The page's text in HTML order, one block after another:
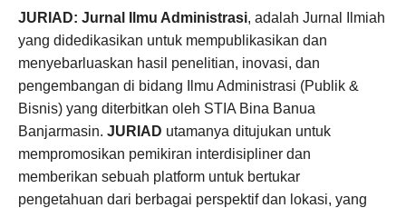
JURIAD: Jurnal Ilmu Administrasi, adalah Jurnal Ilmiah
yang didedikasikan untuk mempublikasikan dan
menyebarluaskan hasil penelitian, inovasi, dan
pengembangan di bidang Ilmu Administrasi (Publik &
Bisnis) yang diterbitkan oleh STIA Bina Banua
Banjarmasin. JURIAD utamanya ditujukan untuk
mempromosikan pemikiran interdisipliner dan
memberikan sebuah platform untuk bertukar
pengetahuan dari berbagai perspektif dan lokasi, yang